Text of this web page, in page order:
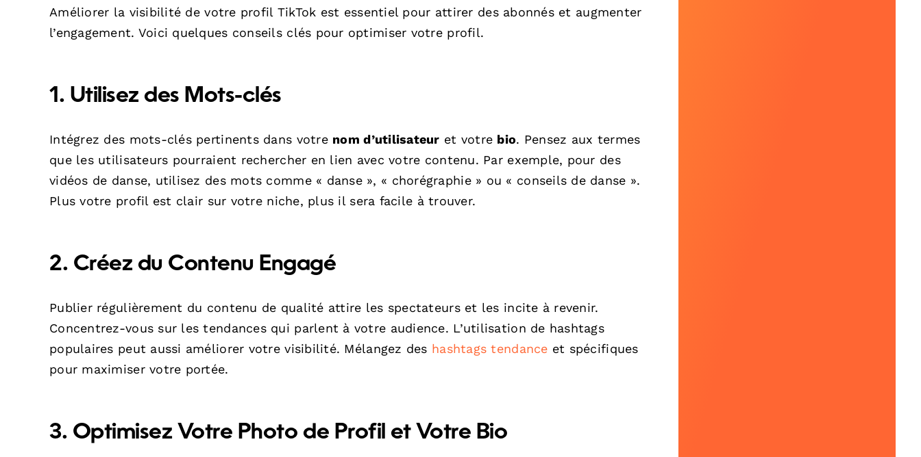
Améliorer la visibilité de votre profil TikTok est essentiel pour attirer des abonnés et augmenter
l’engagement. Voici quelques conseils clés pour optimiser votre profil.
1. Utilisez des Mots-clés
Intégrez des mots-clés pertinents dans votre nom d’utilisateur et votre bio. Pensez aux termes
que les utilisateurs pourraient rechercher en lien avec votre contenu. Par exemple, pour des
vidéos de danse, utilisez des mots comme « danse », « chorégraphie » ou « conseils de danse ».
Plus votre profil est clair sur votre niche, plus il sera facile à trouver.
2. Créez du Contenu Engagé
Publier régulièrement du contenu de qualité attire les spectateurs et les incite à revenir.
Concentrez-vous sur les tendances qui parlent à votre audience. L’utilisation de hashtags
populaires peut aussi améliorer votre visibilité. Mélangez des hashtags tendance et spécifiques
pour maximiser votre portée.
3. Optimisez Votre Photo de Profil et Votre Bio